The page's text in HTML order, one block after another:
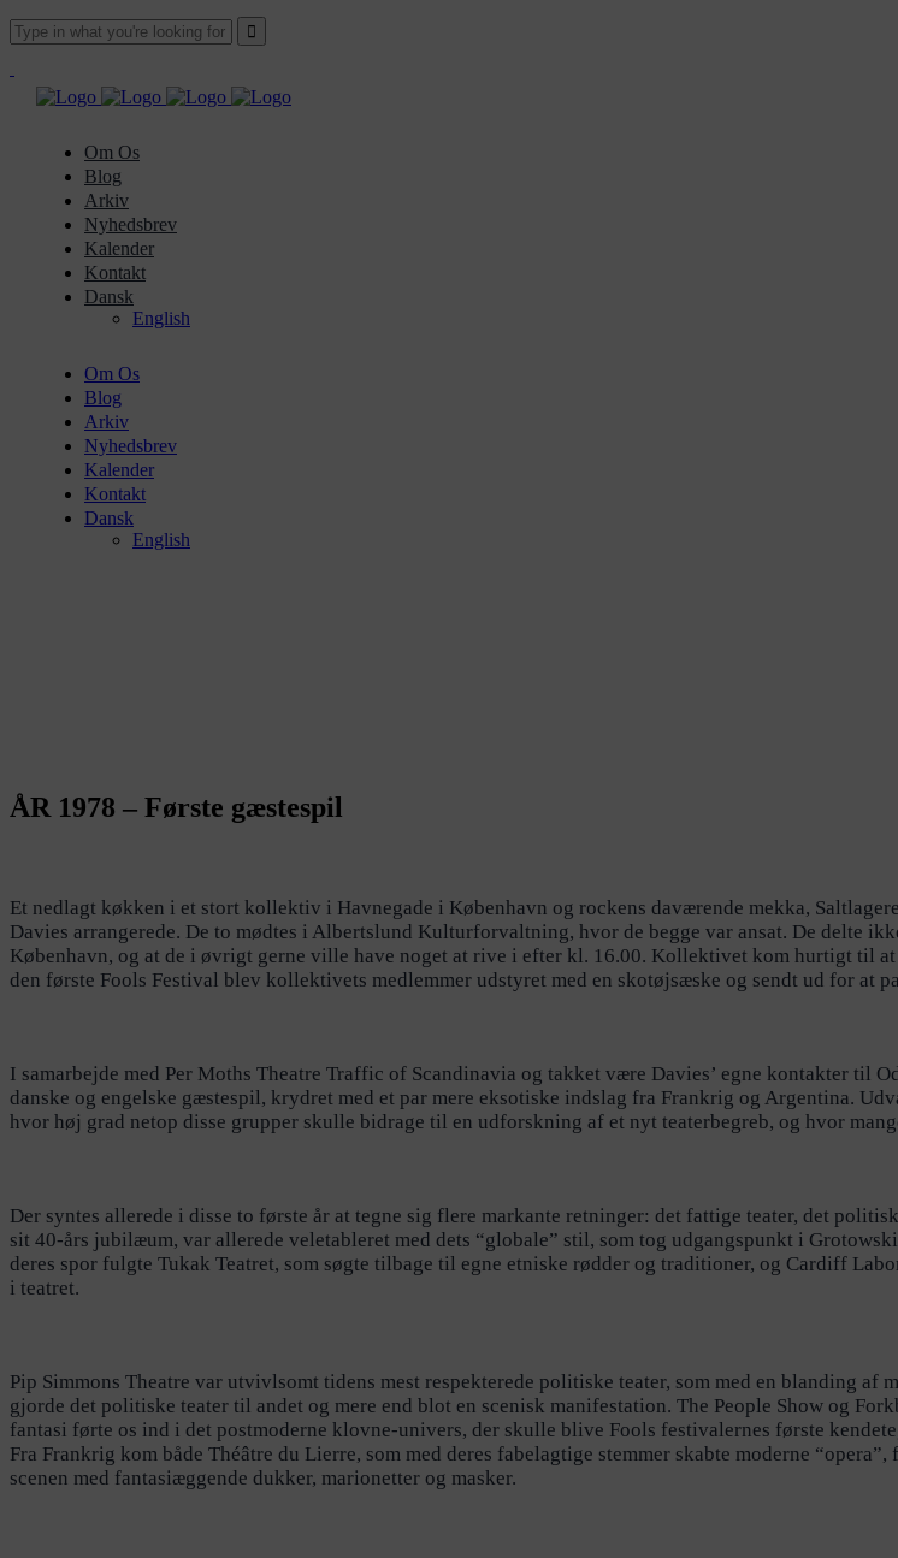
Om Os
Blog
Arkiv
Nyhedsbrev
Kalender
Kontakt
Dansk
English
Om Os
Blog
Arkiv
Nyhedsbrev
Kalender
Kontakt
Dansk
English
ÅR 1978 – Første gæstespil
Et nedlagt køkken i et stort kollektiv i Havnegade i København og rockens daværende mekka,
Davies arrangerede. De to mødtes i Albertslund Kulturforvaltning, hvor de begge var ansat. De delte
København, og at de i øvrigt gerne ville have noget at rive i efter kl. 16.00. Kollektivet kom hurtigt til
den første Fools Festival blev kollektivets medlemmer udstyret med en skotøjsæske og sendt ud for at
I samarbejde med Per Moths Theatre Traffic of Scandinavia og takket være Davies’ egne kontakter til
danske og engelske gæstespil, krydret med et par mere eksotiske indslag fra Frankrig og Argentina.
hvor høj grad netop disse grupper skulle bidrage til en udforskning af et nyt teaterbegreb, og hvor
Der syntes allerede i disse to første år at tegne sig flere markante retninger: det fattige teater, det
sit 40-års jubilæum, var allerede veletableret med dets “globale” stil, som tog udgangspunkt i
deres spor fulgte Tukak Teatret, som søgte tilbage til egne etniske rødder og traditioner, og Cardiff
i teatret.
Pip Simmons Theatre var utvivlsomt tidens mest respekterede politiske teater, som med en blanding
gjorde det politiske teater til andet og mere end blot en scenisk manifestation. The People Show og
fantasi førte os ind i det postmoderne klovne-univers, der skulle blive Fools festivalernes første
Fra Frankrig kom både Théâtre du Lierre, som med deres fabelagtige stemmer skabte moderne
scenen med fantasiæggende dukker, marionetter og masker.